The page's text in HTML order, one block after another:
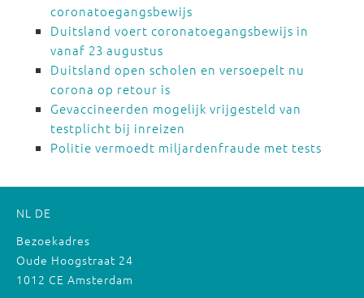
coronatoegangsbewijs
Duitsland voert coronatoegangsbewijs in
vanaf 23 augustus
Duitsland open scholen en versoepelt nu
corona op retour is
Gevaccineerden mogelijk vrijgesteld van
testplicht bij inreizen
Politie vermoedt miljardenfraude met tests
NL DE
Bezoekadres
Oude Hoogstraat 24
1012 CE Amsterdam